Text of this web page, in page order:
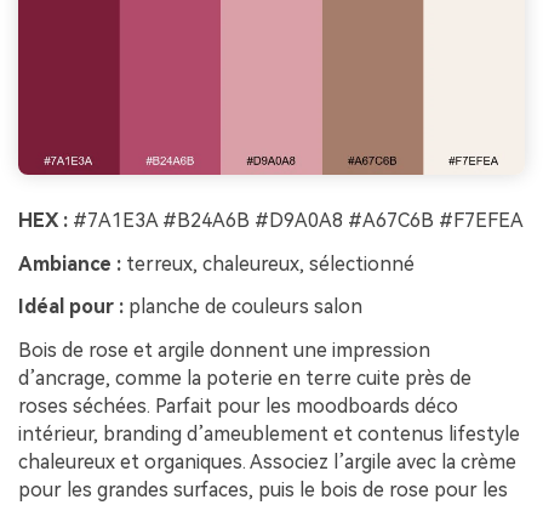
HEX : #7A1E3A #B24A6B #D9A0A8 #A67C6B #F7EFEA
Ambiance : terreux, chaleureux, sélectionné
Idéal pour : planche de couleurs salon
Bois de rose et argile donnent une impression
d’ancrage, comme la poterie en terre cuite près de
roses séchées. Parfait pour les moodboards déco
intérieur, branding d’ameublement et contenus lifestyle
chaleureux et organiques. Associez l’argile avec la crème
pour les grandes surfaces, puis le bois de rose pour les